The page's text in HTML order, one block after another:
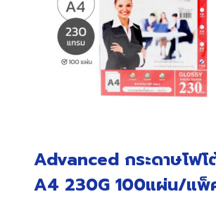
Advanced กระดาษโฟ
A4 230G 100แผ่น/แพ็